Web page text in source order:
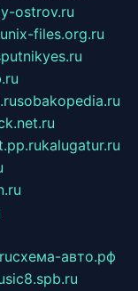
ostrov.ru
nix-files.org.ru
sobakopedia.ru
kalugatur.ru
схема-авто.рф